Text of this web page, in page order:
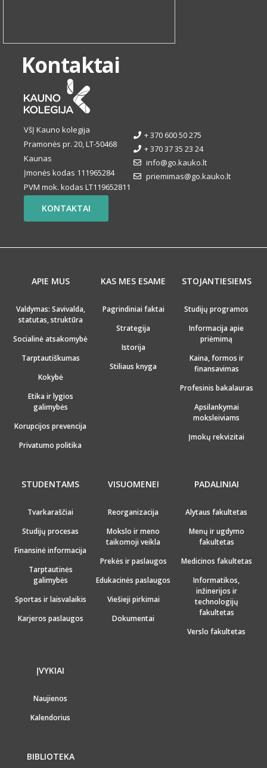
Kontaktai
VšĮ Kauno kolegija
Pramonės pr. 20, LT-50468
Kaunas
Įmonės kodas 111965284
PVM mok. kodas LT119652811
+ 370 600 50 275
+ 370 37 35 23 24
info@go.kauko.lt
priemimas@go.kauko.lt
KONTAKTAI
APIE MUS
Valdymas: Savivalda,
statutas, struktūra
Socialinė atsakomybė
Tarptautiškumas
Kokybė
Etika ir lygios
galimybės
Korupcijos prevencija
Privatumo politika
KAS MES ESAME
Pagrindiniai faktai
Strategija
Istorija
Stiliaus knyga
STOJANTIESIEMS
Studijų programos
Informacija apie
priėmimą
Kaina, formos ir
finansavimas
Profesinis bakalauras
Apsilankymai
moksleiviams
Įmokų rekvizitai
STUDENTAMS
Tvarkaraščiai
Studijų procesas
Finansinė informacija
Tarptautinės
galimybės
Sportas ir laisvalaikis
Karjeros paslaugos
VISUOMENEI
Reorganizacija
Mokslo ir meno
taikomoji veikla
Prekės ir paslaugos
Edukacinės paslaugos
Viešieji pirkimai
Dokumentai
PADALINIAI
Alytaus fakultetas
Menų ir ugdymo
fakultetas
Medicinos fakultetas
Informatikos,
inžinerijos ir
technologijų
fakultetas
Verslo fakultetas
ĮVYKIAI
Naujienos
Kalendorius
BIBLIOTEKA